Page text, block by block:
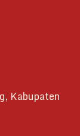
Kabupaten